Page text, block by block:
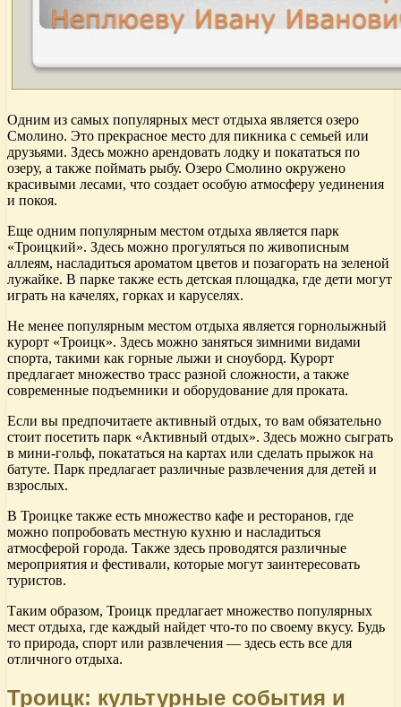
Одним из самых популярных мест отдыха является озеро
Смолино. Это прекрасное место для пикника с семьей или
друзьями. Здесь можно арендовать лодку и покататься по
озеру, а также поймать рыбу. Озеро Смолино окружено
красивыми лесами, что создает особую атмосферу уединения
и покоя.
Еще одним популярным местом отдыха является парк
«Троицкий». Здесь можно прогуляться по живописным
аллеям, насладиться ароматом цветов и позагорать на зеленой
лужайке. В парке также есть детская площадка, где дети могут
играть на качелях, горках и каруселях.
Не менее популярным местом отдыха является горнолыжный
курорт «Троицк». Здесь можно заняться зимними видами
спорта, такими как горные лыжи и сноуборд. Курорт
предлагает множество трасс разной сложности, а также
современные подъемники и оборудование для проката.
Если вы предпочитаете активный отдых, то вам обязательно
стоит посетить парк «Активный отдых». Здесь можно сыграть
в мини-гольф, покататься на картах или сделать прыжок на
батуте. Парк предлагает различные развлечения для детей и
взрослых.
В Троицке также есть множество кафе и ресторанов, где
можно попробовать местную кухню и насладиться
атмосферой города. Также здесь проводятся различные
мероприятия и фестивали, которые могут заинтересовать
туристов.
Таким образом, Троицк предлагает множество популярных
мест отдыха, где каждый найдет что-то по своему вкусу. Будь
то природа, спорт или развлечения — здесь есть все для
отличного отдыха.
Троицк: культурные события и